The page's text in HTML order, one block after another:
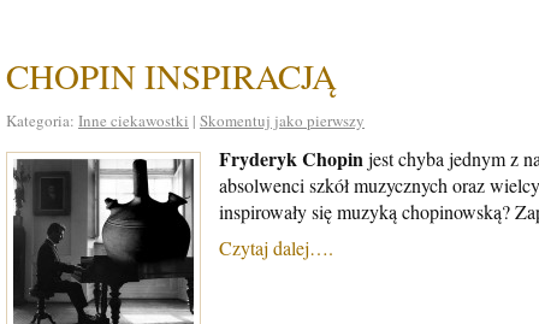
CHOPIN INSPIRACJĄ
Kategoria: Inne ciekawostki | Skomentuj jako pierwszy
Fryderyk Chopinjest chyba jednym z
absolwenci szkół muzycznych oraz
inspirowały się muzyką chopinowską?
Czytaj dalej….